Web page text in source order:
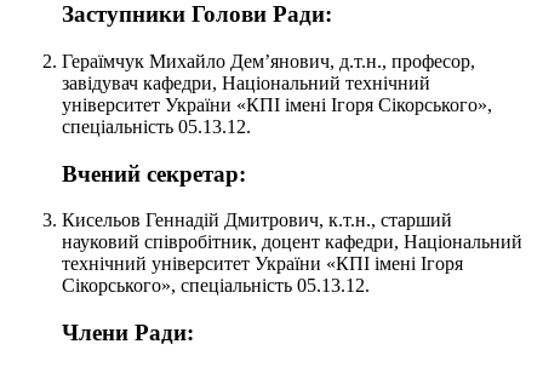
Заступники Голови Ради:
Гераїмчук Михайло Дем’янович, д.т.н., професор,
завідувач кафедри, Національний технічний
університет України «КПІ імені Ігоря Сікорського»,
спеціальність 05.13.12.
Вчений секретар:
Кисельов Геннадій Дмитрович, к.т.н., старший
науковий співробітник, доцент кафедри, Національний
технічний університет України «КПІ імені Ігоря
Сікорського», спеціальність 05.13.12.
Члени Ради: